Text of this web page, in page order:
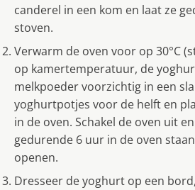
canderel in een kom en laat ze
stoven.
Verwarm de oven voor op 30°C
op kamertemperatuur, de
melkpoeder voorzichtig in een
yoghurtpotjes voor de helft en
in de oven. Schakel de oven uit
gedurende 6 uur in de oven
openen.
Dresseer de yoghurt op een